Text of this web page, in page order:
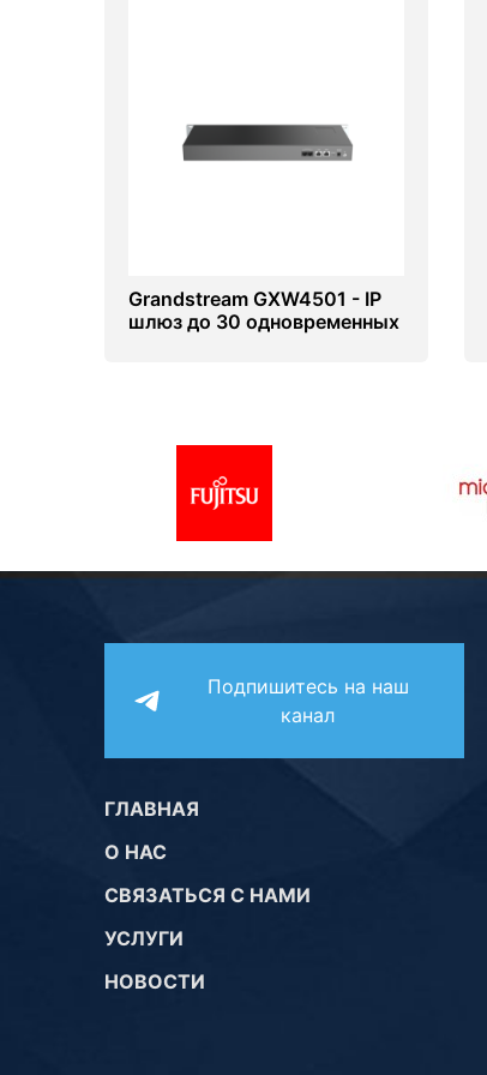
Grandstream GXW4501 - IP
шлюз до 30 одновременных
Подпишитесь на наш
канал
ГЛАВНАЯ
О НАС
СВЯЗАТЬСЯ С НАМИ
УСЛУГИ
НОВОСТИ